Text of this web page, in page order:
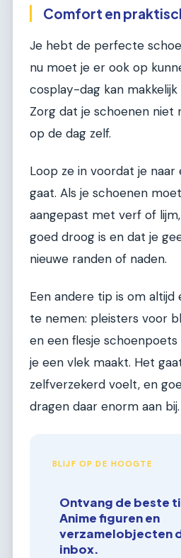
Comfort en
Je hebt de perfecte
nu moet je er ook op
cosplay-dag kan
Zorg dat je schoenen niet
op de dag zelf.
Loop ze in voordat je
gaat. Als je schoenen
aangepast met verf of
goed droog is en dat je
nieuwe randen of naden.
Een andere tip is om
te nemen: pleisters voor
en een flesje
je een vlek maakt. Het
zelfverzekerd voelt, en
dragen daar enorm aan bij.
BLIJF OP DE HOOGTE
Ontvang de beste
Anime figuren en
verzamelobjecten
inbox.